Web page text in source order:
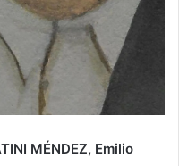
MÉNDEZ, Emilio